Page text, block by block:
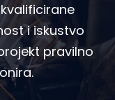
i iskustvo
pravilno